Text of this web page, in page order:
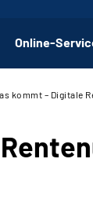
Online-
kommt – Digitale